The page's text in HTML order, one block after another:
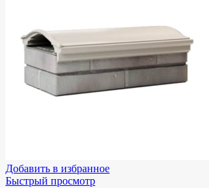
Добавить в избранное
Быстрый просмотр